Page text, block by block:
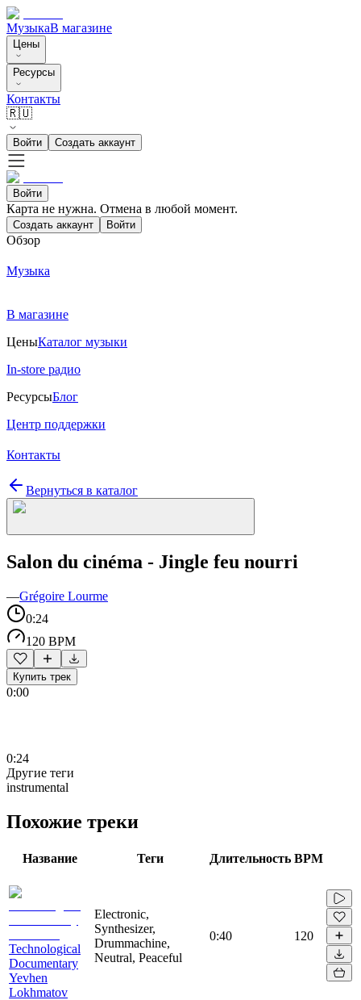
МузыкаВ магазине
Цены
Ресурсы
Контакты
🇷🇺
Войти Создать аккаунт
Войти
Карта не нужна. Отмена в любой момент.
Создать аккаунт Войти
Обзор
Музыка
В магазине
ЦеныКаталог музыки
In-store радио
РесурсыБлог
Центр поддержки
Контакты
Вернуться в каталог
Salon du cinéma - Jingle feu nourri
—Grégoire Lourme
0:24
120 BPM
Купить трек
0:00
0:24
Другие теги
instrumental
Похожие треки
Название Теги Длительность BPM
Technological
Documentary
Yevhen
Lokhmatov
Electronic,
Synthesizer,
Drummachine,
Neutral, Peaceful
0:40 120